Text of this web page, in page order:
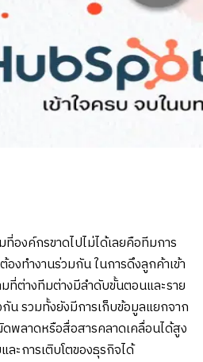
องค์กรขาดไปไม่ได้เลยคือทีมการ
งทำงานร่วมกัน ในการดึงลูกค้าเข้า
ที่ต่างทีมต่างมีลำดับขั้นตอนและราย
น รวมทั้งยังมีการเก็บข้อมูลแยกจาก
พลาดหรือสื่อสารคลาดเคลื่อนได้สูง
ะการเติบโตของธุรกิจได้